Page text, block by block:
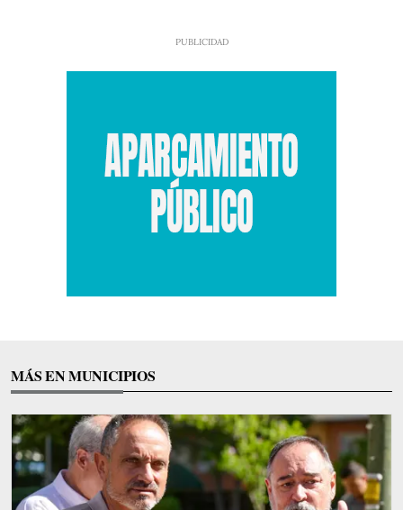
MÁS EN MUNICIPIOS